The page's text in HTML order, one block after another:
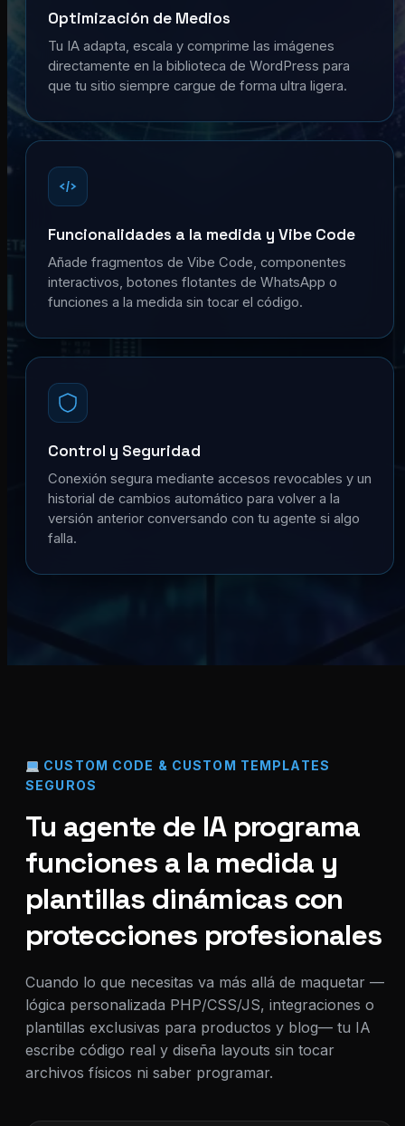
Optimización de Medios
Tu IA adapta, escala y comprime las imágenes
directamente en la biblioteca de WordPress para
que tu sitio siempre cargue de forma ultra ligera.
Funcionalidades a la medida y Vibe Code
Añade fragmentos de Vibe Code, componentes
interactivos, botones flotantes de WhatsApp o
funciones a la medida sin tocar el código.
Control y Seguridad
Conexión segura mediante accesos revocables y un
historial de cambios automático para volver a la
versión anterior conversando con tu agente si algo
falla.
CUSTOM CODE & CUSTOM TEMPLATES
SEGUROS
Tu agente de IA programa
funciones a la medida y
plantillas dinámicas con
protecciones profesionales
Cuando lo que necesitas va más allá de maquetar —
lógica personalizada PHP/CSS/JS, integraciones o
plantillas exclusivas para productos y blog— tu IA
escribe código real y diseña layouts sin tocar
archivos físicos ni saber programar.